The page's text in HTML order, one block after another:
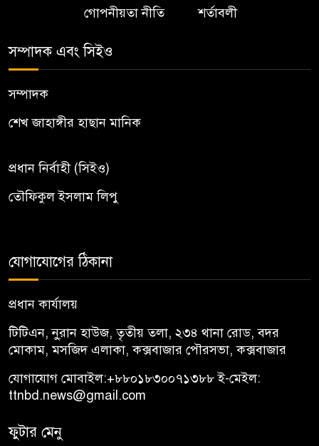
গোপনীয়তা নীতি শর্তাবলী
সম্পাদক এবং সিইও
সম্পাদক
শেখ জাহাঙ্গীর হাছান মানিক
প্রধান নির্বাহী (সিইও)
তৌফিকুল ইসলাম লিপু
যোগাযোগের ঠিকানা
প্রধান কার্যালয়
টিটিএন, নু্রান হাউজ, তৃতীয় তলা, ২৩৪ থানা রোড, বদর
মোকাম, মসজিদ এলাকা, কক্সবাজার পৌরসভা, কক্সবাজার
যোগাযোগ মোবাইল:+৮৮০১৮৩০০৭১৩৮৮ই-মেইল:
ttnbd.news@gmail.com
ফুটার মেনু